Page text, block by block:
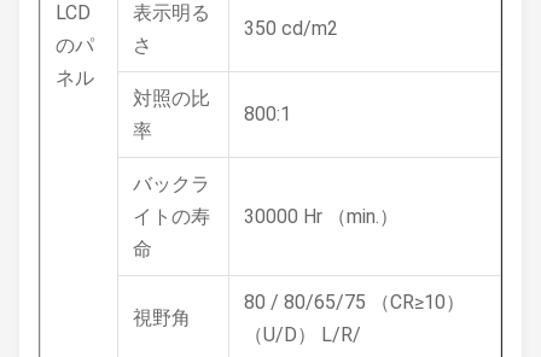
LCD
のパ
ネル
表示明る
さ
350 cd/m2
対照の比
率
800:1
バックラ
イトの寿
命
30000 Hr （min.）
視野角
80 / 80/65/75 （CR≥10）
（U/D） L/R/